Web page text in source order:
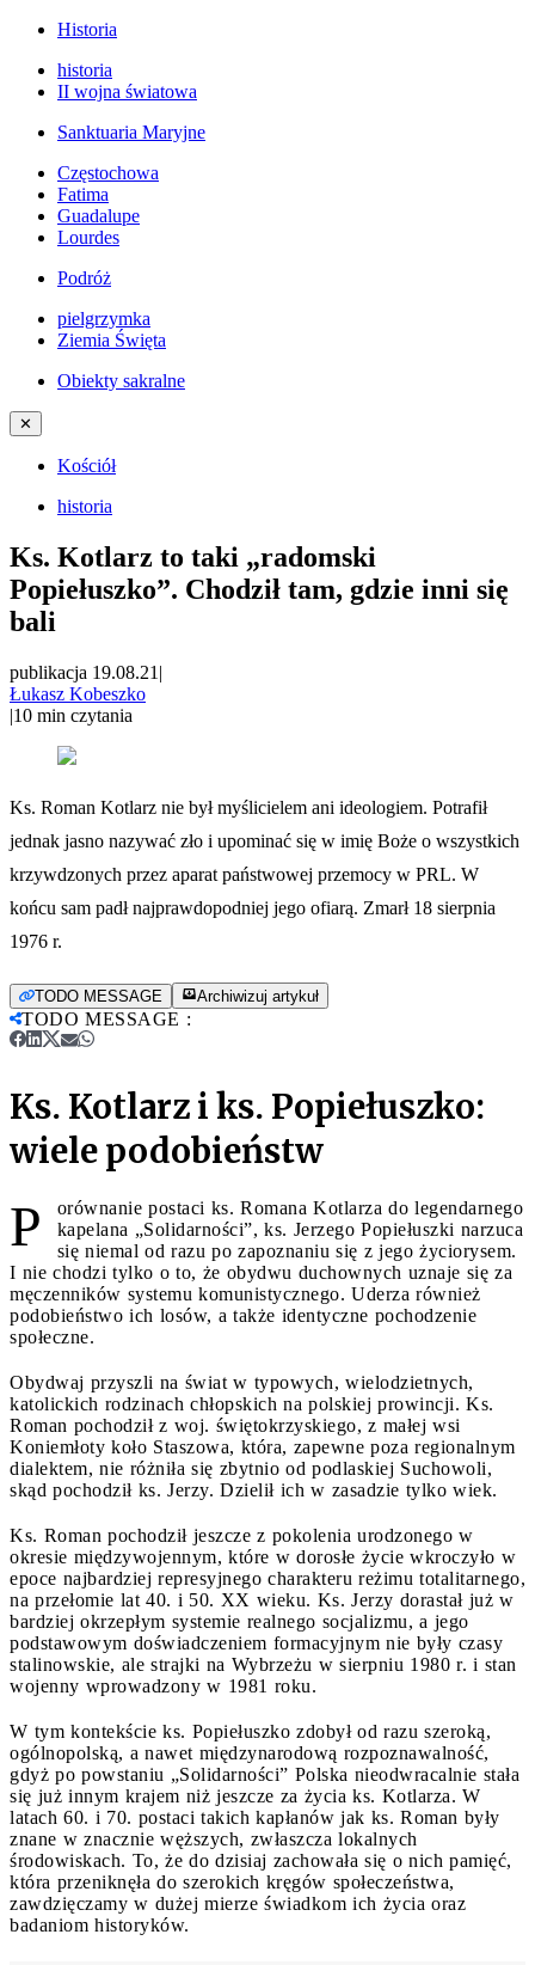
Historia
historia
II wojna światowa
Sanktuaria Maryjne
Częstochowa
Fatima
Guadalupe
Lourdes
Podróż
pielgrzymka
Ziemia Święta
Obiekty sakralne
✕
Kościół
historia
Ks. Kotlarz to taki „radomski
Popiełuszko”. Chodził tam, gdzie inni się
bali
publikacja 19.08.21 |
Łukasz Kobeszko
|10 min czytania
Ks. Roman Kotlarz nie był myślicielem ani ideologiem. Potrafił
jednak jasno nazywać zło i upominać się w imię Boże o wszystkich
krzywdzonych przez aparat państwowej przemocy w PRL. W
końcu sam padł najprawdopodniej jego ofiarą. Zmarł 18 sierpnia
1976 r.
TODO MESSAGE Archiwizuj artykuł
TODO MESSAGE :
Ks. Kotlarz i ks. Popiełuszko:
wiele podobieństw
P
orównanie postaci ks. Romana Kotlarza do legendarnego
kapelana „Solidarności”, ks. Jerzego Popiełuszki narzuca
się niemal od razu po zapoznaniu się z jego życiorysem.
I nie chodzi tylko o to, że obydwu duchownych uznaje się za
męczenników systemu komunistycznego. Uderza również
podobieństwo ich losów, a także identyczne pochodzenie
społeczne.
Obydwaj przyszli na świat w typowych, wielodzietnych,
katolickich rodzinach chłopskich na polskiej prowincji. Ks.
Roman pochodził z woj. świętokrzyskiego, z małej wsi
Koniemłoty koło Staszowa, która, zapewne poza regionalnym
dialektem, nie różniła się zbytnio od podlaskiej Suchowoli,
skąd pochodził ks. Jerzy. Dzielił ich w zasadzie tylko wiek.
Ks. Roman pochodził jeszcze z pokolenia urodzonego w
okresie międzywojennym, które w dorosłe życie wkroczyło w
epoce najbardziej represyjnego charakteru reżimu totalitarnego,
na przełomie lat 40. i 50. XX wieku. Ks. Jerzy dorastał już w
bardziej okrzepłym systemie realnego socjalizmu, a jego
podstawowym doświadczeniem formacyjnym nie były czasy
stalinowskie, ale strajki na Wybrzeżu w sierpniu 1980 r. i stan
wojenny wprowadzony w 1981 roku.
W tym kontekście ks. Popiełuszko zdobył od razu szeroką,
ogólnopolską, a nawet międzynarodową rozpoznawalność,
gdyż po powstaniu „Solidarności” Polska nieodwracalnie stała
się już innym krajem niż jeszcze za życia ks. Kotlarza. W
latach 60. i 70. postaci takich kapłanów jak ks. Roman były
znane w znacznie węższych, zwłaszcza lokalnych
środowiskach. To, że do dzisiaj zachowała się o nich pamięć,
która przeniknęła do szerokich kręgów społeczeństwa,
zawdzięczamy w dużej mierze świadkom ich życia oraz
badaniom historyków.